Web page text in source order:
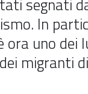
In
ora uno dei
migranti